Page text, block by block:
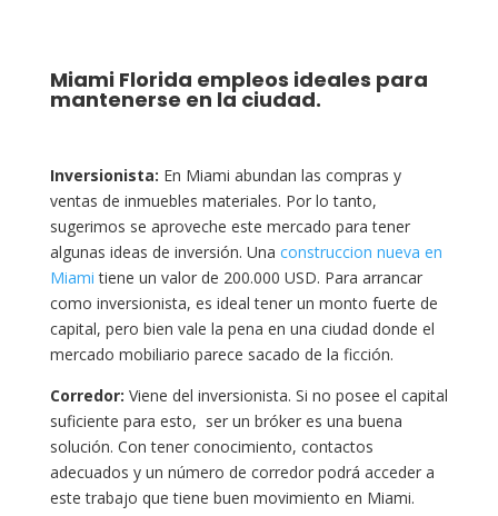
Miami Florida empleos ideales para
mantenerse en la ciudad.
Inversionista: En Miami abundan las compras y
ventas de inmuebles materiales. Por lo tanto,
sugerimos se aproveche este mercado para tener
algunas ideas de inversión. Una construccion nueva en
Miami tiene un valor de 200.000 USD. Para arrancar
como inversionista, es ideal tener un monto fuerte de
capital, pero bien vale la pena en una ciudad donde el
mercado mobiliario parece sacado de la ficción.
Corredor: Viene del inversionista. Si no posee el capital
suficiente para esto, ser un bróker es una buena
solución. Con tener conocimiento, contactos
adecuados y un número de corredor podrá acceder a
este trabajo que tiene buen movimiento en Miami.